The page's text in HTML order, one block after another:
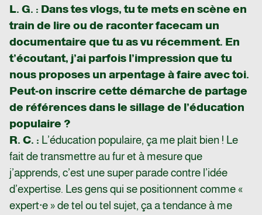
L. G. : Dans tes vlogs, tu te mets en scène en
train de lire ou de raconter facecam un
documentaire que tu as vu récemment. En
t’écoutant, j’ai parfois l’impression que tu
nous proposes un arpentage à faire avec toi.
Peut-on inscrire cette démarche de partage
de références dans le sillage de l’éducation
populaire ?
R. C. : L’éducation populaire, ça me plait bien ! Le
fait de transmettre au fur et à mesure que
j’apprends, c’est une super parade contre l’idée
d’expertise. Les gens qui se positionnent comme «
expert·e » de tel ou tel sujet, ça a tendance à me